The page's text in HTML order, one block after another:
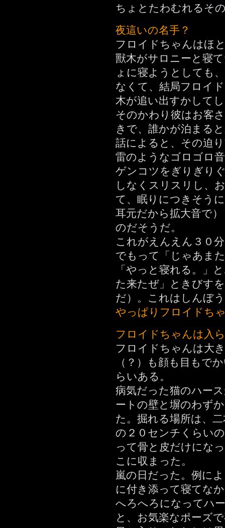
ちょとたわむれるそ
夜這いの名手？
フロイドちゃんはほ
獸木がサロニーと寝
ょに寝ようとしても
なくて、結局フロイ
木が追い出すかして
そのかわり彼はお客
きで、誰かが泊まる
話によると、その迫
雷のようなゴロゴロ
ゲンコツをぎりぎり
しなくスリスリし、
て、眠りにつきそう
耳元だから拡大音で）
のだそうだ。
これがえんえん３０
でもって「じゃあま
「やっと寝れる。」
た来たぜ」ときびす
だ）。これはしんぼ
やっぱりフロイドち
フロイドちゃんは入
フロイドちゃんは大
（？）も顔も目もで
らいある。
病気だった猫のハー
ートの壁と塀のわず
た。掘れる場所は、
の２０センチくらい
って骨と皮だけにな
こに収まった。
嵐の日だった。例に
に付き添って寝てな
へろへろになってハ
と、お気楽なポーズ